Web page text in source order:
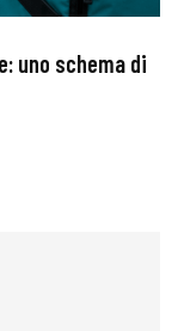
uno schema di